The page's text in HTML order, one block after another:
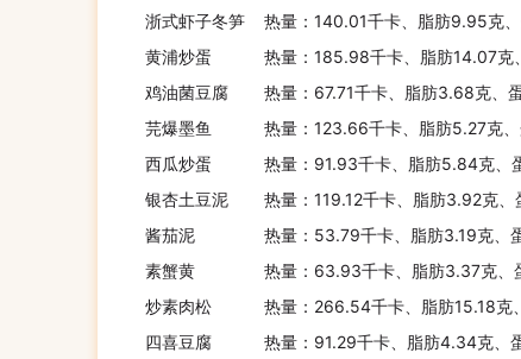
浙式虾子冬笋
热量：140.01千卡、脂肪9.95克
黄浦炒蛋
热量：185.98千卡、脂肪14.07
鸡油菌豆腐
热量：67.71千卡、脂肪3.68克、
芫爆墨鱼
热量：123.66千卡、脂肪5.27克
西瓜炒蛋
热量：91.93千卡、脂肪5.84克
银杏土豆泥
热量：119.12千卡、脂肪3.92克
酱茄泥
热量：53.79千卡、脂肪3.19克、
素蟹黄
热量：63.93千卡、脂肪3.37克、
炒素肉松
热量：266.54千卡、脂肪15.18克
四喜豆腐
热量：91.29千卡、脂肪4.34克、